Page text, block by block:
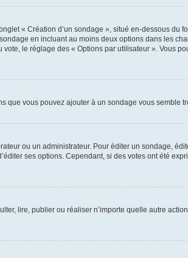
« Création d’un sondage », situé en-dessous
en incluant au moins deux options dans les
le réglage des « Options par utilisateur ». Vous
que vous pouvez ajouter à un sondage vous
ou un administrateur. Pour éditer un sondage,
ses options. Cependant, si des votes ont été
lire, publier ou réaliser n’importe quelle autre